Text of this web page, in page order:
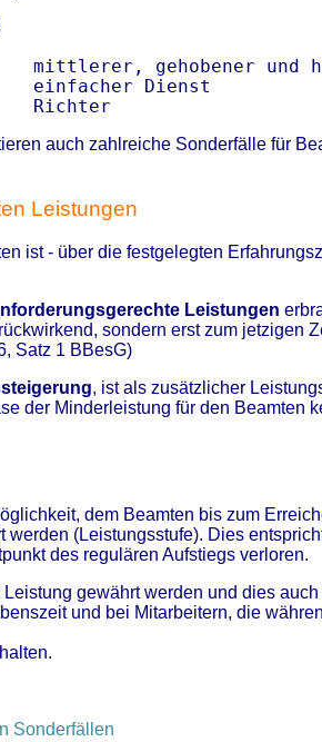
gehobener und
Dienst
auch zahlreiche Sonderfälle für
Leistungen
ist - über die festgelegten
Leistungen
sondern erst zum jetzigen
Satz 1 BBesG)
, ist als zusätzlicher
der Minderleistung für den Beamten
dem Beamten bis zum
(Leistungsstufe). Dies
des regulären Aufstiegs verloren.
gewährt werden und dies
und bei Mitarbeitern, die
Sonderfällen